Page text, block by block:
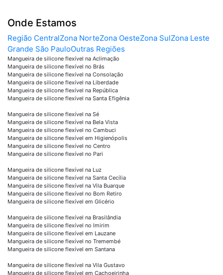
Onde Estamos
Região CentralZona NorteZona OesteZona SulZona Leste
Grande São PauloOutras Regiões
Mangueira de silicone flexível na Aclimação
Mangueira de silicone flexível no Brás
Mangueira de silicone flexível na Consolação
Mangueira de silicone flexível na Liberdade
Mangueira de silicone flexível na República
Mangueira de silicone flexível na Santa Efigênia
Mangueira de silicone flexível na Sé
Mangueira de silicone flexível na Bela Vista
Mangueira de silicone flexível no Cambuci
Mangueira de silicone flexível em Higienópolis
Mangueira de silicone flexível no Centro
Mangueira de silicone flexível no Pari
Mangueira de silicone flexível na Luz
Mangueira de silicone flexível na Santa Cecília
Mangueira de silicone flexível na Vila Buarque
Mangueira de silicone flexível no Bom Retiro
Mangueira de silicone flexível em Glicério
Mangueira de silicone flexível na Brasilândia
Mangueira de silicone flexível no Imirim
Mangueira de silicone flexível em Lauzane
Mangueira de silicone flexível no Tremembé
Mangueira de silicone flexível em Santana
Mangueira de silicone flexível na Vila Gustavo
Mangueira de silicone flexível em Cachoeirinha